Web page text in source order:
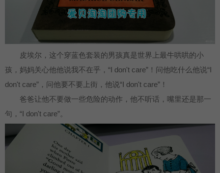
皮埃尔，这个穿蓝色套装的男孩真是世界上最牛哄哄的小
孩，妈妈关心他他说我不在乎，“I don't care”！问他吃什么他说“I
don't care”，问他要不要上街，他说“I don't care”！
爸爸让他不要做一些危险的动作，他不听话，嘴里还是那一
句，“I don't care”。